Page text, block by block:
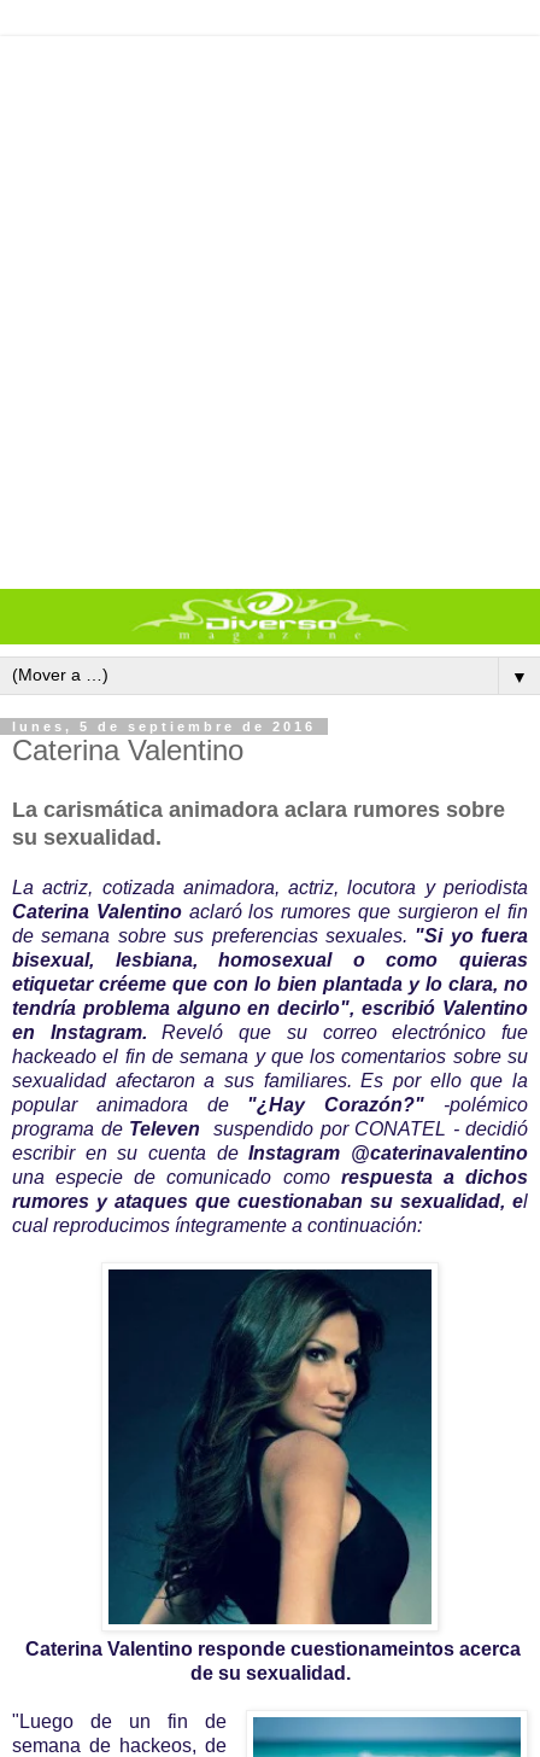
▼
lunes, 5 de septiembre de 2016
Caterina Valentino
La carismática animadora aclara rumores sobre
su sexualidad.
La actriz, cotizada animadora, actriz, locutora y periodista
Caterina Valentinoaclaró los rumores que surgieron el fin
de semana sobre sus preferencias sexuales. "Si yo fuera
bisexual, lesbiana, homosexual o como quieras
etiquetar créeme que con lo bien plantada y lo clara, no
tendría problema alguno en decirlo", escribió Valentino
en Instagram. Reveló que su correo electrónico fue
hackeado el fin de semana y que los comentarios sobre su
sexualidad afectaron a sus familiares. Es por ello que la
popular animadora de "¿Hay Corazón?" -polémico
programa de Televen suspendido por CONATEL - decidió
escribir en su cuenta deInstagram @caterinavalentino
una especie de comunicado comorespuesta a dichos
rumores y ataques que cuestionaban su sexualidad, el
cual reproducimos íntegramente a continuación:
Caterina Valentino responde cuestionameintos acerca
de su sexualidad.
"Luego de un fin de
semana de hackeos, de